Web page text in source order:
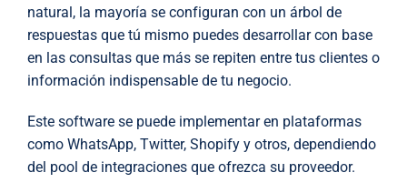
natural, la mayoría se configuran con un árbol de
respuestas que tú mismo puedes desarrollar con base
en las consultas que más se repiten entre tus clientes o
información indispensable de tu negocio.
Este software se puede implementar en plataformas
como WhatsApp, Twitter, Shopify y otros, dependiendo
del pool de integraciones que ofrezca su proveedor.